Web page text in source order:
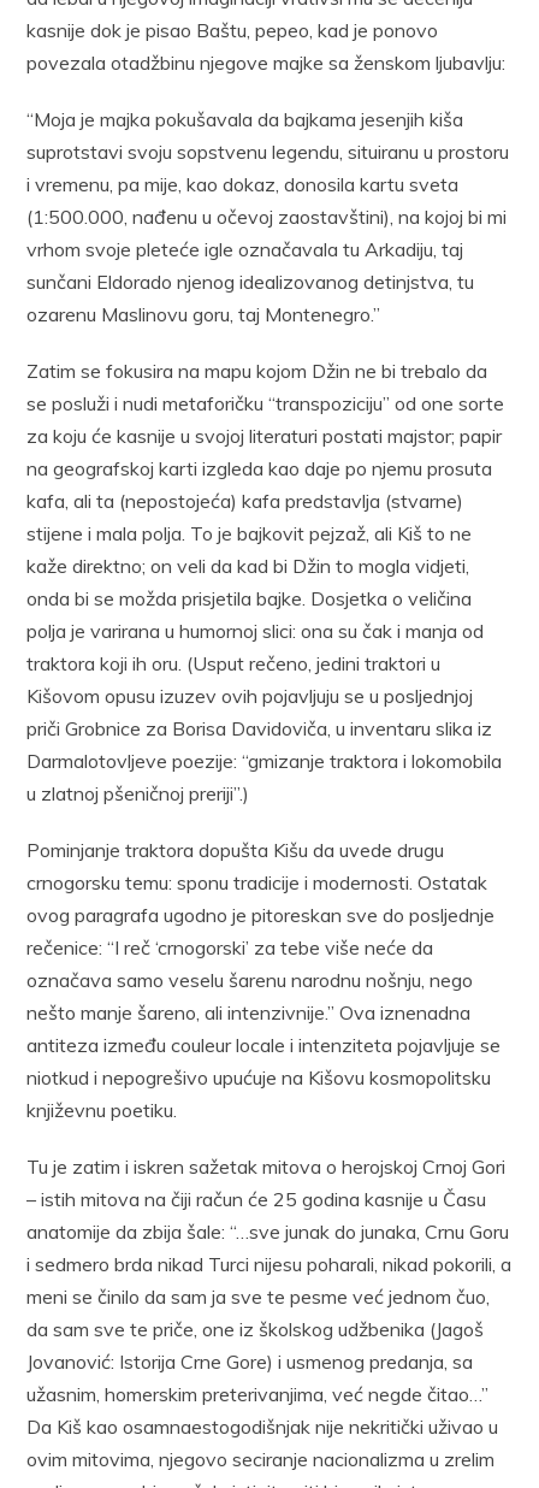
kasnije dok je pisao Baštu, pepeo, kad je ponovo
povezala otadžbinu njegove majke sa ženskom ljubavlju:
“Moja je majka pokušavala da bajkama jesenjih kiša
suprotstavi svoju sopstvenu legendu, situiranu u prostoru
i vremenu, pa mije, kao dokaz, donosila kartu sveta
(1:500.000, nađenu u očevoj zaostavštini), na kojoj bi mi
vrhom svoje pleteće igle označavala tu Arkadiju, taj
sunčani Eldorado njenog idealizovanog detinjstva, tu
ozarenu Maslinovu goru, taj Montenegro.”
Zatim se fokusira na mapu kojom Džin ne bi trebalo da
se posluži i nudi metaforičku “transpoziciju” od one sorte
za koju će kasnije u svojoj literaturi postati majstor; papir
na geografskoj karti izgleda kao daje po njemu prosuta
kafa, ali ta (nepostojeća) kafa predstavlja (stvarne)
stijene i mala polja. To je bajkovit pejzaž, ali Kiš to ne
kaže direktno; on veli da kad bi Džin to mogla vidjeti,
onda bi se možda prisjetila bajke. Dosjetka o veličina
polja je varirana u humornoj slici: ona su čak i manja od
traktora koji ih oru. (Usput rečeno, jedini traktori u
Kišovom opusu izuzev ovih pojavljuju se u posljednjoj
priči Grobnice za Borisa Davidoviča, u inventaru slika iz
Darmalotovljeve poezije: “gmizanje traktora i lokomobila
u zlatnoj pšeničnoj preriji”.)
Pominjanje traktora dopušta Kišu da uvede drugu
crnogorsku temu: sponu tradicije i modernosti. Ostatak
ovog paragrafa ugodno je pitoreskan sve do posljednje
rečenice: “I reč ‘crnogorski’ za tebe više neće da
označava samo veselu šarenu narodnu nošnju, nego
nešto manje šareno, ali intenzivnije.” Ova iznenadna
antiteza između couleur locale i intenziteta pojavljuje se
niotkud i nepogrešivo upućuje na Kišovu kosmopolitsku
književnu poetiku.
Tu je zatim i iskren sažetak mitova o herojskoj Crnoj Gori
– istih mitova na čiji račun će 25 godina kasnije u Času
anatomije da zbija šale: “…sve junak do junaka, Crnu Goru
i sedmero brda nikad Turci nijesu poharali, nikad pokorili, a
meni se činilo da sam ja sve te pesme već jednom čuo,
da sam sve te priče, one iz školskog udžbenika (Jagoš
Jovanović: Istorija Crne Gore) i usmenog predanja, sa
užasnim, homerskim preterivanjima, već negde čitao…”
Da Kiš kao osamnaestogodišnjak nije nekritički uživao u
ovim mitovima, njegovo seciranje nacionalizma u zrelim